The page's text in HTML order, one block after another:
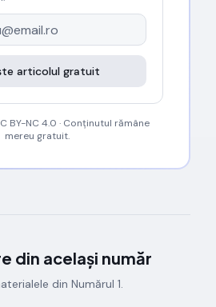
articolul gratuit
BY-NC 4.0 · Conținutul rămâne
mereu gratuit.
din același număr
din Numărul 1.